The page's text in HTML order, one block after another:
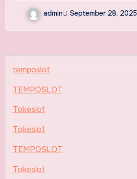
admin September 28, 2025
temposlot
TEMPOSLOT
Tokeslot
Tokeslot
TEMPOSLOT
Tokeslot